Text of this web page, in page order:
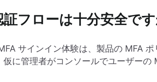
フローは十分安全です
サインイン体験は、製品の MFA
に管理者がコンソールでユーザーの